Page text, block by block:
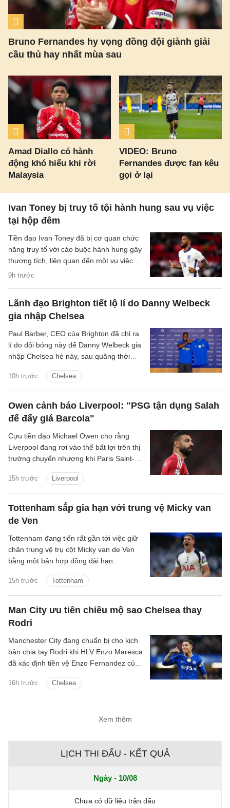
Bruno Fernandes hy vọng đồng đội giành giải
cầu thủ hay nhất mùa sau
Amad Diallo có hành
động khó hiểu khi rời
Malaysia
VIDEO: Bruno
Fernandes được fan kêu
gọi ở lại
Ivan Toney bị truy tố tội hành hung sau vụ việc
tại hộp đêm
9h trước
Tiền đạo Ivan Toney đã bị cơ quan chức
năng truy tố với cáo buộc hành hung gây
thương tích, liên quan đến một vụ việc
xảy ra tại hộp đêm vào tháng 12/2025.
Lãnh đạo Brighton tiết lộ lí do Danny Welbeck
gia nhập Chelsea
10h trước Chelsea
Paul Barber, CEO của Brighton đã chỉ ra
lí do đội bóng này để Danny Welbeck gia
nhập Chelsea hè này, sau quãng thời
Owen cảnh báo Liverpool: "PSG tận dụng Salah
để đẩy giá Barcola"
15h trước Liverpool
Cựu tiền đạo Michael Owen cho rằng
Liverpool đang rơi vào thế bất lợi trên thị
trường chuyển nhượng khi Paris Saint-
người thay Mohamed Salah để đẩy giá
Bradley Barcola lên mức rất cao.
Tottenham sắp gia hạn với trung vệ Micky van
de Ven
15h trước Tottenham
Tottenham đang tiến rất gần tới việc giữ
chân trung vệ trụ cột Micky van de Ven
bằng một bản hợp đồng dài hạn.
Man City ưu tiên chiêu mộ sao Chelsea thay
Rodri
16h trước Chelsea
Manchester City đang chuẩn bị cho kịch
bản chia tay Rodri khi HLV Enzo Maresca
đã xác định tiền vệ Enzo Fernandez của
ngôi sao người Tây Ban Nha.
Xem thêm
LỊCH THI ĐẤU - KẾT QUẢ
Ngày - 10/08
Chưa có dữ liệu trận đấu